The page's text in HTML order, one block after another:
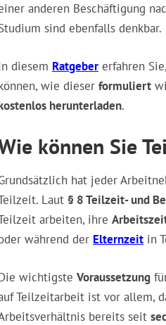
anderen Beschäftigung
sind ebenfalls denkbar.
diesem Ratgeber erfahren
wie dieser formuliert
herunterladen.
können Sie
hat jeder
Laut § 8 Teilzeit- und
arbeiten, ihre
während der Elternzeit in
wichtigste Voraussetzung
Teilzeitarbeit ist vor allem,
bereits seit